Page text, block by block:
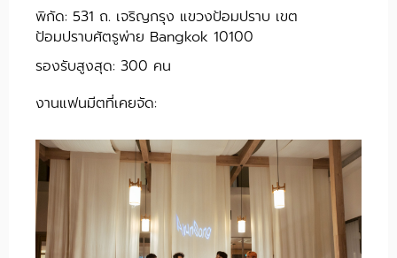
พิกัด: 531 ถ. เจริญกรุง แขวงป้อมปราบ เขต
ป้อมปราบศัตรูพ่าย Bangkok 10100
รองรับสูงสุด: 300 คน
งานแฟนมีตที่เคยจัด: